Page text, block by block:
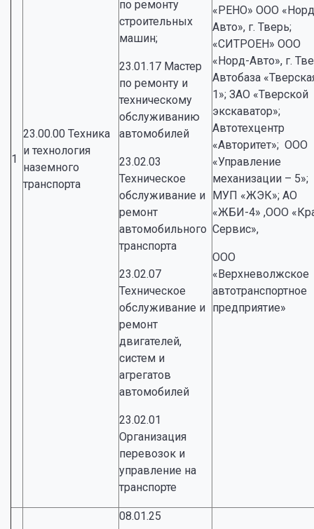
1
23.00.00 Техника
и технология
наземного
транспорта
по ремонту
строительных
машин;
23.01.17 Мастер
по ремонту и
техническому
обслуживанию
автомобилей
23.02.03
Техническое
обслуживание и
ремонт
автомобильного
транспорта
23.02.07
Техническое
обслуживание и
ремонт
двигателей,
систем и
агрегатов
автомобилей
23.02.01
Организация
перевозок и
управление на
транспорте
«РЕНО» ООО
Авто», г. Тверь;
«СИТРОЕН» ООО
«Норд-Авто», г.
Автобаза
1»; ЗАО «Тверской
экскаватор»;
Автотехцентр
«Авторитет»; ООО
«Управление
механизации – 5»;
МУП «ЖЭК»; АО
«ЖБИ-4» ,ООО
Сервис»,
ООО
«Верхневолжское
автотранспортное
предприятие»
08.01.25